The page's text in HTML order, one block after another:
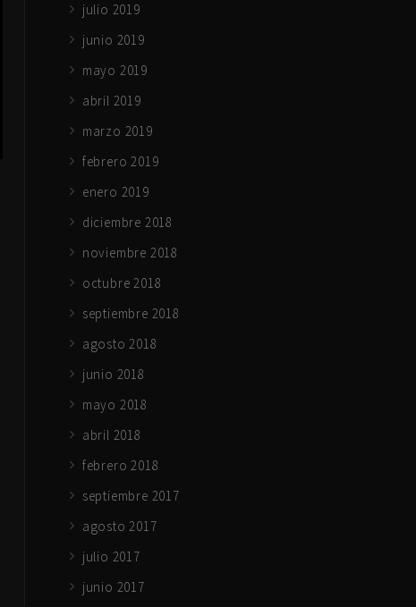
julio 2019
junio 2019
mayo 2019
abril 2019
marzo 2019
febrero 2019
enero 2019
diciembre 2018
noviembre 2018
octubre 2018
septiembre 2018
agosto 2018
junio 2018
mayo 2018
abril 2018
febrero 2018
septiembre 2017
agosto 2017
julio 2017
junio 2017